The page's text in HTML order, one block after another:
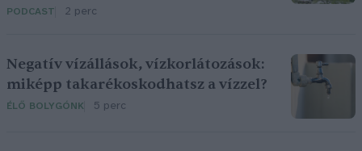
PODCAST 2 perc
Negatív vízállások, vízkorlátozások:
miképp takarékoskodhatsz a vízzel?
ÉLŐ BOLYGÓNK 5 perc